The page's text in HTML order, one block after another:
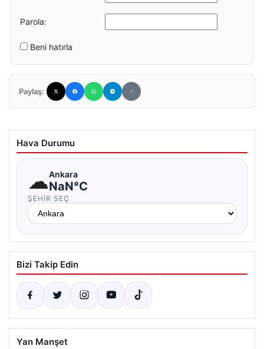
Parola:
Beni hatırla
Paylaş:
Hava Durumu
☁Ankara
NaN°C
ŞEHIR SEÇ
Bizi Takip Edin
Yan Manşet